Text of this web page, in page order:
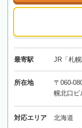
最寄駅 JR「札
所在地
〒060-
幌北口ビ
対応エリア 北海道